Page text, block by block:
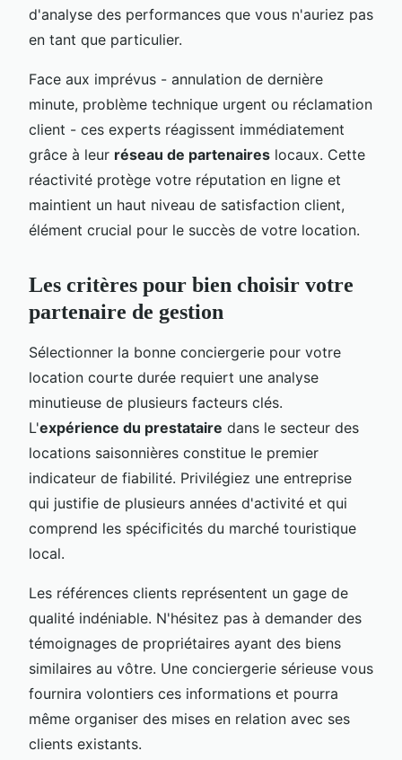
d'analyse des performances que vous n'auriez pas
en tant que particulier.
Face aux imprévus - annulation de dernière
minute, problème technique urgent ou réclamation
client - ces experts réagissent immédiatement
grâce à leur réseau de partenaires locaux. Cette
réactivité protège votre réputation en ligne et
maintient un haut niveau de satisfaction client,
élément crucial pour le succès de votre location.
Les critères pour bien choisir votre
partenaire de gestion
Sélectionner la bonne conciergerie pour votre
location courte durée requiert une analyse
minutieuse de plusieurs facteurs clés.
L'expérience du prestataire dans le secteur des
locations saisonnières constitue le premier
indicateur de fiabilité. Privilégiez une entreprise
qui justifie de plusieurs années d'activité et qui
comprend les spécificités du marché touristique
local.
Les références clients représentent un gage de
qualité indéniable. N'hésitez pas à demander des
témoignages de propriétaires ayant des biens
similaires au vôtre. Une conciergerie sérieuse vous
fournira volontiers ces informations et pourra
même organiser des mises en relation avec ses
clients existants.